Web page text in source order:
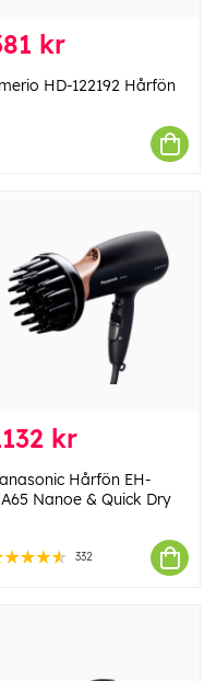
kr
HD-122192 Hårfön
kr
Hårfön EH-
Nanoe & Quick Dry
332